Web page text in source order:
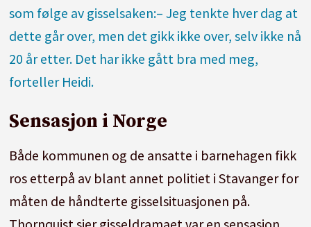
som følge av gisselsaken:– Jeg tenkte hver dag at
dette går over, men det gikk ikke over, selv ikke nå
20 år etter. Det har ikke gått bra med meg,
forteller Heidi.
Sensasjon i Norge
Både kommunen og de ansatte i barnehagen fikk
ros etterpå av blant annet politiet i Stavanger for
måten de håndterte gisselsituasjonen på.